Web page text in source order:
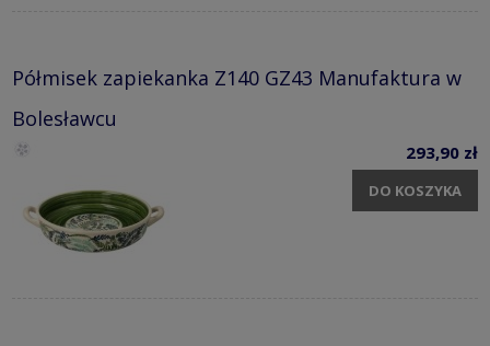
Półmisek zapiekanka Z140 GZ43 Manufaktura w
Bolesławcu
293,90 zł
DO KOSZYKA